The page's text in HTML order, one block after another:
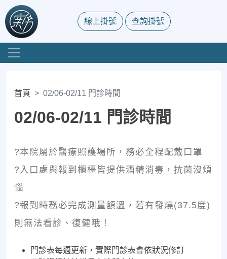
線上掛號 查詢掛號
首頁 02/06-02/11 門診時間
02/06-02/11 門診時間
?本院屬於醫療照護場所，務必全程配戴口罩
?入口處與報到櫃檯皆提供酒精消毒，抗菌沒煩
惱
?報到時務必完成測量額溫，若有發燒(37.5度)
則無法看診、復健哦！
門診表每週更新，實際門診表會依狀況修訂